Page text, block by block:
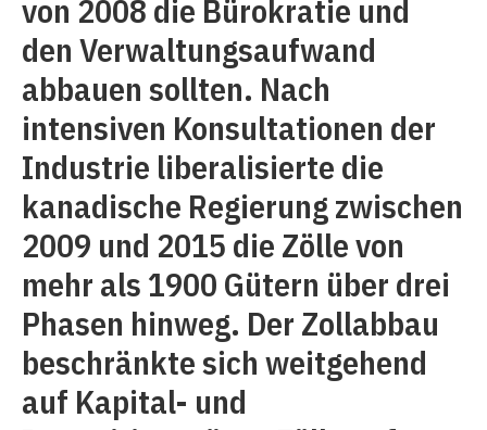
von 2008 die Bürokratie und
den Verwaltungsaufwand
abbauen sollten. Nach
intensiven Konsultationen der
Industrie liberalisierte die
kanadische Regierung zwischen
2009 und 2015 die Zölle von
mehr als 1900 Gütern über drei
Phasen hinweg. Der Zollabbau
beschränkte sich weitgehend
auf Kapital- und